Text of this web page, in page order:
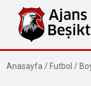
Anasayfa / Futbol /